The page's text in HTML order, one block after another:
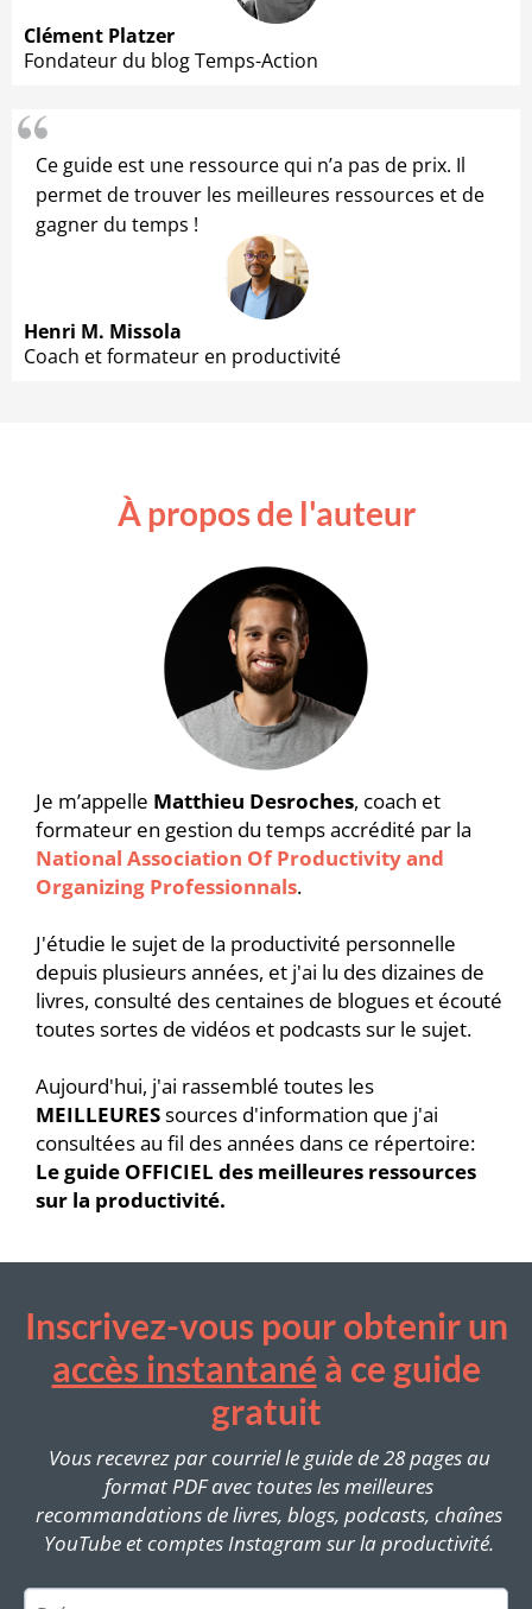
Clément Platzer
Fondateur du blog Temps-Action
Ce guide est une ressource qui n’a pas de prix. Il
permet de trouver les meilleures ressources et de
gagner du temps !
Henri M. Missola
Coach et formateur en productivité
À propos de l'auteur
Je m’appelle Matthieu Desroches, coach et
formateur en gestion du temps accrédité par la
National Association Of Productivity and
Organizing Professionnals.
J'étudie le sujet de la productivité personnelle
depuis plusieurs années, et j'ai lu des dizaines de
livres, consulté des centaines de blogues et écouté
toutes sortes de vidéos et podcasts sur le sujet.
Aujourd'hui, j'ai rassemblé toutes les
MEILLEURESsources d'information que j'ai
consultées au fil des années dans ce répertoire:
Le guide OFFICIEL des meilleures ressources
sur la productivité.
Inscrivez-vous pour obtenir un
accès instantané à ce guide
gratuit
Vous recevrez par courriel le guide de 28 pages au
format PDF avec toutes les meilleures
recommandations de livres, blogs, podcasts, chaînes
YouTube et comptes Instagram sur la productivité.